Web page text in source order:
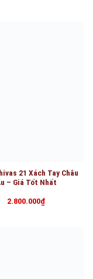
21 Xách Tay Châu
– Giá Tốt Nhất
2.800.000₫